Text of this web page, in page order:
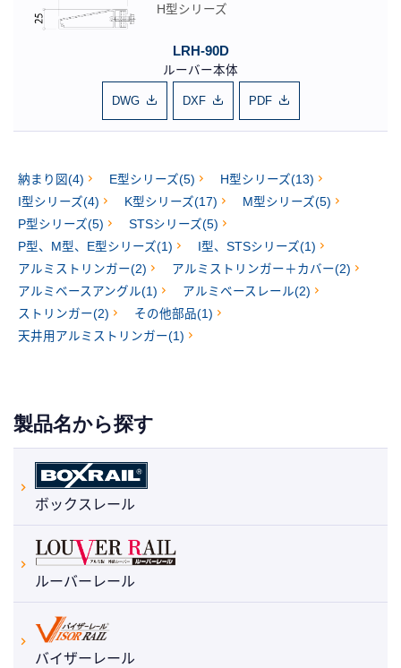
H型シリーズ
LRH-90D
ルーバー本体
DWG DXF PDF
納まり図(4) E型シリーズ(5)
H型シリーズ(13)
I型シリーズ(4)
K型シリーズ(17)
M型シリーズ(5)
P型シリーズ(5)
STSシリーズ(5)
P型、M型、E型シリーズ(1)
I型、STSシリーズ(1)
アルミストリンガー(2)
アルミストリンガー＋カバー(2)
アルミベースアングル(1)
アルミベースレール(2)
ストリンガー(2)
その他部品(1)
天井用アルミストリンガー(1)
製品名から探す
ボックスレール
ルーバーレール
バイザーレール